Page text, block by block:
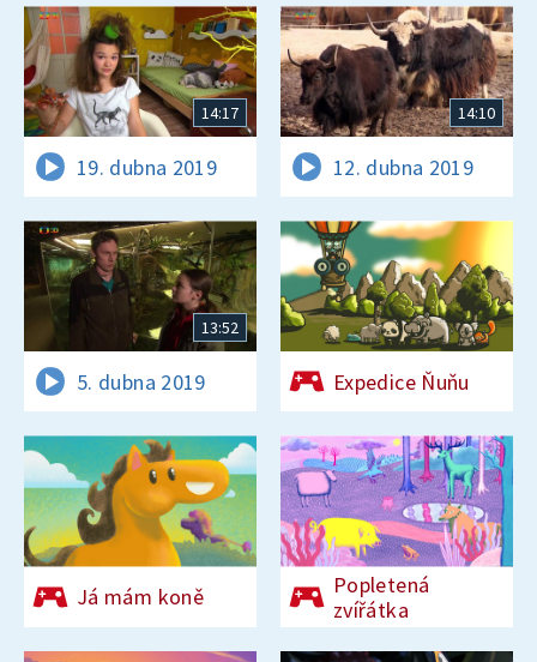
14:17
19. dubna 2019
14:10
12. dubna 2019
13:52
5. dubna 2019 Expedice Ňuňu
Já mám koně
Popletená
zvířátka